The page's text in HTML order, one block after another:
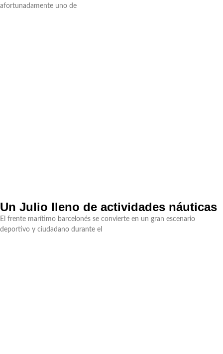
afortunadamente uno de
Un Julio lleno de actividades náuticas
El frente marítimo barcelonés se convierte en un gran escenario
deportivo y ciudadano durante el